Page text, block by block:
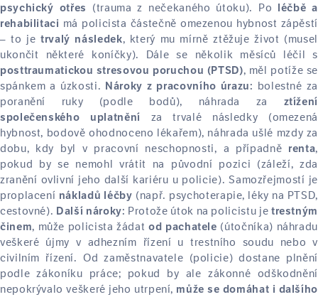
psychický otřes (trauma z nečekaného útoku). Po léčbě a
rehabilitaci má policista částečně omezenou hybnost zápěstí
– to je trvalý následek, který mu mírně ztěžuje život (musel
ukončit některé koníčky). Dále se několik měsíců léčil s
posttraumatickou stresovou poruchou (PTSD), měl potíže se
spánkem a úzkosti. Nároky z pracovního úrazu: bolestné za
poranění ruky (podle bodů), náhrada za ztížení
společenského uplatnění za trvalé následky (omezená
hybnost, bodově ohodnoceno lékařem), náhrada ušlé mzdy za
dobu, kdy byl v pracovní neschopnosti, a případně renta,
pokud by se nemohl vrátit na původní pozici (záleží, zda
zranění ovlivní jeho další kariéru u policie). Samozřejmostí je
proplacení nákladů léčby (např. psychoterapie, léky na PTSD,
cestovné). Další nároky: Protože útok na policistu je trestným
činem, může policista žádatod pachatele (útočníka) náhradu
veškeré újmy v adhezním řízení u trestního soudu nebo v
civilním řízení. Od zaměstnavatele (policie) dostane plnění
podle zákoníku práce; pokud by ale zákonné odškodnění
nepokrývalo veškeré jeho utrpení, může se domáhat i dalšího